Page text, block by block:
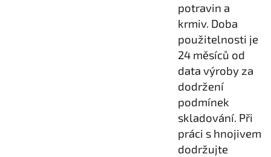
potravin a
krmiv. Doba
použitelnosti je
24 měsíců od
data výroby za
dodržení
podmínek
skladování. Při
práci s hnojivem
dodržujte